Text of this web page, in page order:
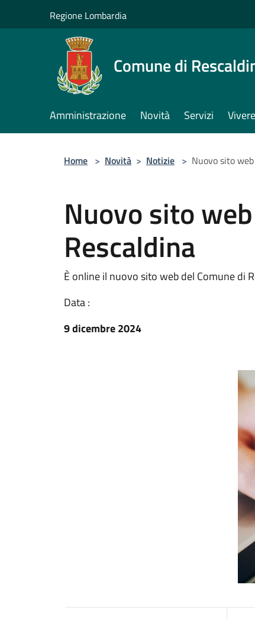
Regione Lombardia
Comune di
Amministrazione Novità Servizi
Home > Novità > Notizie > Nuovo sito
Nuovo sito
Rescaldina
È online il nuovo sito web del Comune di
Data :
9 dicembre 2024